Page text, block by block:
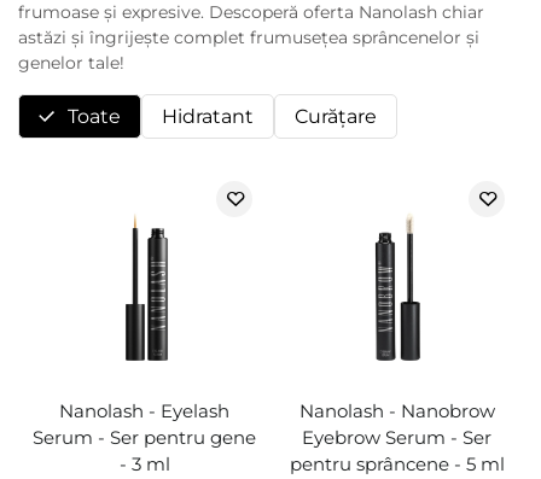
frumoase și expresive. Descoperă oferta Nanolash chiar
astăzi și îngrijește complet frumusețea sprâncenelor și
genelor tale!
Toate Hidratant Curăţare
Nanolash - Eyelash
Serum - Ser pentru gene
- 3 ml
Nanolash - Nanobrow
Eyebrow Serum - Ser
pentru sprâncene - 5 ml